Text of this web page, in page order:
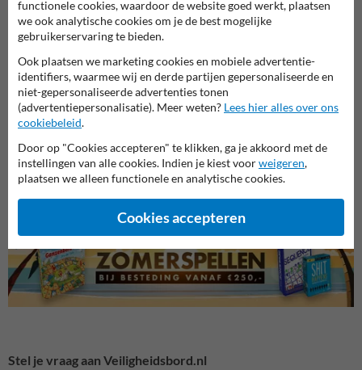
Reddingsborden
terrein
Stel je vraag aan Veiligheidsbord.nl
functionele cookies, waardoor de website goed werkt, plaatsen
we ook analytische cookies om je de best mogelijke
gebruikerservaring te bieden.
Ook plaatsen we marketing cookies en mobiele advertentie-
identifiers, waarmee wij en derde partijen gepersonaliseerde en
niet-gepersonaliseerde advertenties tonen
(advertentiepersonalisatie). Meer weten? Lees hier alles over ons
cookiebeleid.
Door op "Cookies accepteren" te klikken, ga je akkoord met de
instellingen van alle cookies. Indien je kiest voorweigeren,
plaatsen we alleen functionele en analytische cookies.
Cookies accepteren